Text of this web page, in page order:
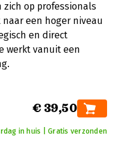
zich op professionals
een hoger niveau
en direct
werkt vanuit een
€ 39,50
in huis | Gratis verzonden